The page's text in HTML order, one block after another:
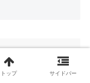
トップ サイドバー